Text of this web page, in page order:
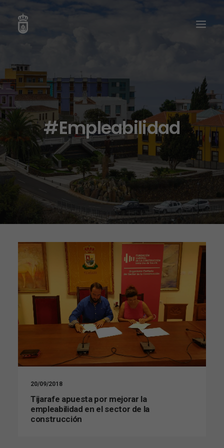
#Empleabilidad
20/09/2018
Tijarafe apuesta por mejorar la
empleabilidad en el sector de la
construcción